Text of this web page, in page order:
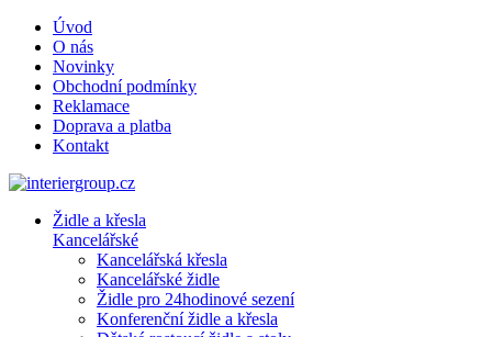
Úvod
O nás
Novinky
Obchodní podmínky
Reklamace
Doprava a platba
Kontakt
Židle a křesla
Kancelářské
Kancelářská křesla
Kancelářské židle
Židle pro 24hodinové sezení
Konferenční židle a křesla